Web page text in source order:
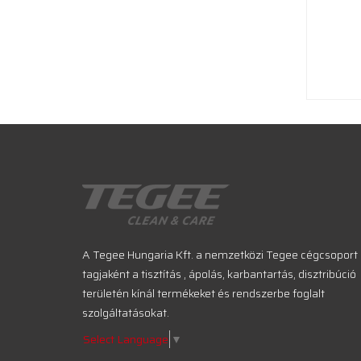
A Tegee Hungaria Kft. a nemzetközi Tegee cégcsoport
tagjaként a tisztítás , ápolás, karbantartás, disztribúció
területén kínál termékeket és rendszerbe foglalt
szolgáltatásokat.
Select Language ▼